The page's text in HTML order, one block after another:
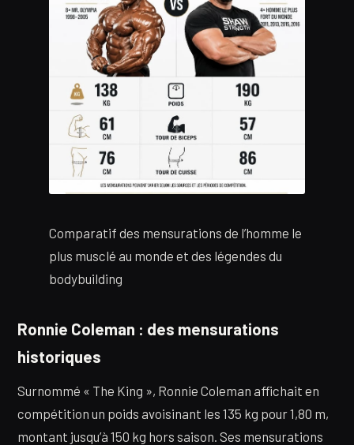
Comparatif des mensurations de l’homme le
plus musclé au monde et des légendes du
bodybuilding
Ronnie Coleman : des mensurations
historiques
Surnommé « The King », Ronnie Coleman affichait en
compétition un poids avoisinant les 135 kg pour 1,80 m,
montant jusqu’à 150 kg hors saison. Ses mensurations